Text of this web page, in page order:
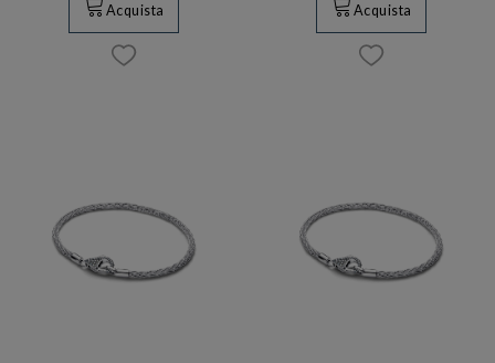
Acquista Acquista